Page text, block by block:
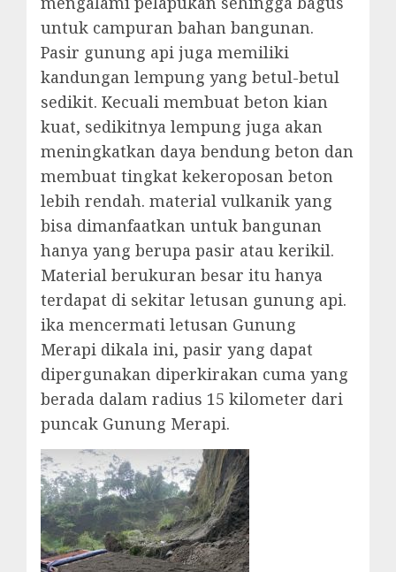
untuk campuran bahan bangunan.
Pasir gunung api juga memiliki
kandungan lempung yang betul-betul
sedikit. Kecuali membuat beton kian
kuat, sedikitnya lempung juga akan
meningkatkan daya bendung beton dan
membuat tingkat kekeroposan beton
lebih rendah. material vulkanik yang
bisa dimanfaatkan untuk bangunan
hanya yang berupa pasir atau kerikil.
Material berukuran besar itu hanya
terdapat di sekitar letusan gunung api.
ika mencermati letusan Gunung
Merapi dikala ini, pasir yang dapat
dipergunakan diperkirakan cuma yang
berada dalam radius 15 kilometer dari
puncak Gunung Merapi.